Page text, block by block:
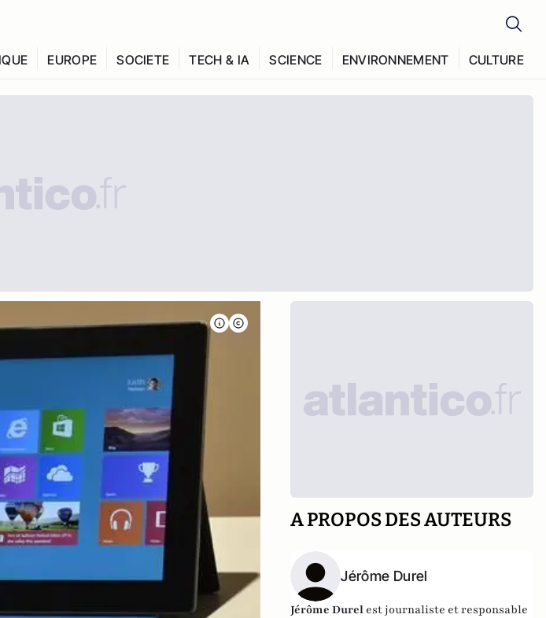
EUROPE SOCIETE TECH & IA SCIENCE ENVIRONNEMENT CULTURE
A PROPOS DES AUTEURS
Jérôme Durel
Jérôme Durel est journaliste et responsable